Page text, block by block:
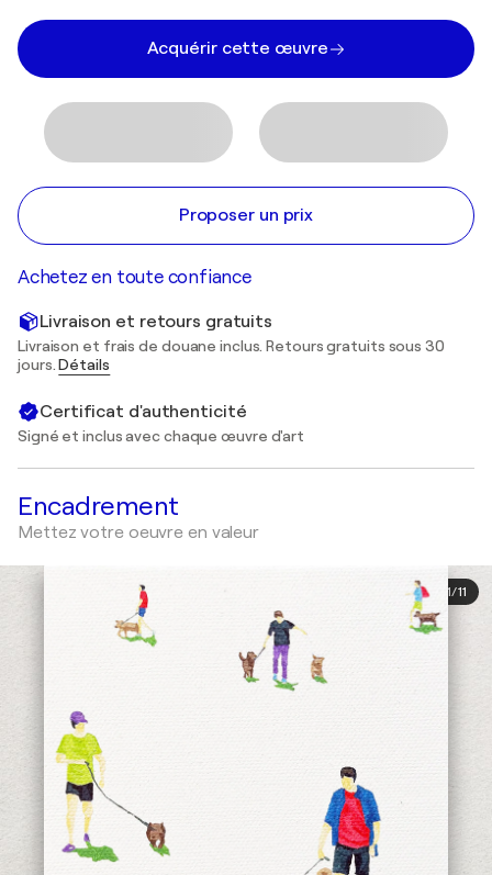
Acquérir cette œuvre
Proposer un prix
Achetez en toute confiance
Livraison et retours gratuits
Livraison et frais de douane inclus. Retours gratuits sous 30
jours.Détails
Certificat d'authenticité
Signé et inclus avec chaque œuvre d'art
Encadrement
Mettez votre oeuvre en valeur
1/11